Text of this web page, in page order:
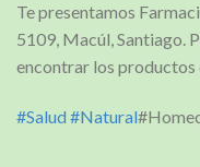
Te presentamos
5109, Macúl, Santiago.
encontrar los productos
#Salud #Natural